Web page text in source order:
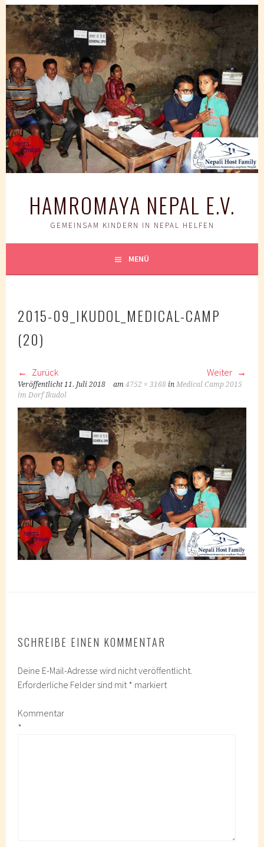
Springe
zum
Inhalt
HAMROMAYA NEPAL E.V.
GEMEINSAM KINDERN IN NEPAL HELFEN
MENÜ
2015-09_IKUDOL_MEDICAL-CAMP
(20)
Zurück Weiter
Veröffentlicht 11. Juli 2018 am4752 × 3168 in Medical Camp 2015
im Dorf Ikudol
SCHREIBE EINEN KOMMENTAR
Deine E-Mail-Adresse wird nicht veröffentlicht.
Erforderliche Felder sind mit * markiert
Kommentar
*